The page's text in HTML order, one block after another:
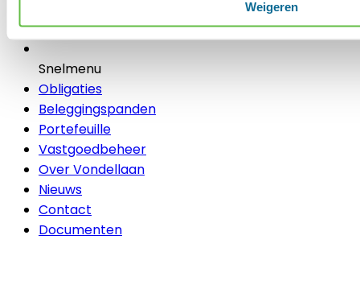
Weigeren
Snelmenu
Obligaties
Beleggingspanden
Portefeuille
Vastgoedbeheer
Over Vondellaan
Nieuws
Contact
Documenten